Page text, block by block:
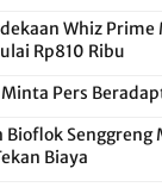
Whiz Prime
Rp810 Ribu
Pers
Bioflok Senggreng
Biaya